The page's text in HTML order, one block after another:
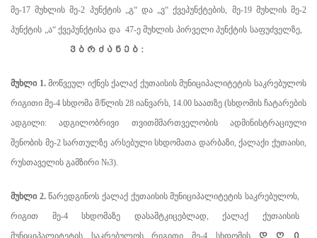
მე-17 მუხლის მე-2 პუნქტის „გ“ და „ვ“ ქვეპუნქტების, მე-19 მუხლის მე-2
პუნქტის „ა“ ქვეპუნქტისა და 47-ე მუხლის პირველი პუნქტის საფუძველზე,
ვ ბ რ ძ ა ნ ე ბ :
მუხლი 1.მოწვეულ იქნეს ქალაქ ქუთაისის მუნიციპალიტეტის საკრებულოს
რიგითი მე-4 სხდომა მ/წლის 28 იანვარს, 14.00 საათზე (სხდომის ჩატარების
ადგილი: ადგილობრივი თვითმმართველობის ადმინისტრაციული
შენობის მე-2 სართულზე არსებული სხდომათა დარბაზი, ქალაქი ქუთაისი,
რუსთაველის გამზირი №3).
მუხლი 2.წარედგინოს ქალაქ ქუთაისის მუნიციპალიტეტის საკრებულოს,
რიგით მე-4 სხდომაზე დასამტკიცებლად, ქალაქ ქუთაისის
მუნიციპალიტეტის საკრებულოს რიგითი მე-4 სხდომის